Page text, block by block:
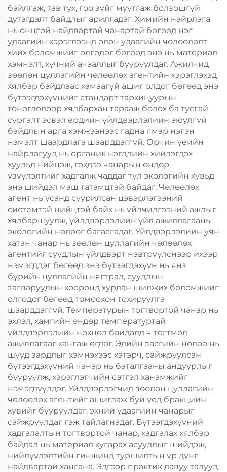
байлгаж, тав тух, гоо зүйг муутгаж болзошгүй
дутагдалт байдлыг арилгадаг. Химийн найрлага
нь онцгой найдвартай чанартай бөгөөд нэг
удаагийн хэрэглээнд олон удаагийн чөлөөлөлт
хийх боломжийг олгодог бөгөөд энэ нь материал
хэмнэлт, хүчний ачааллыг бууруулдаг. Ажилчид
зөөлөн цуллагийн чөлөөлөх агентийн хэрэглэхэд
хялбар байдлаас хамаагүй ашиг олдог бөгөөд энэ
бүтээгдэхүүнийг стандарт тархицуурын
тоноглолоор хялбархан тарааж болох ба тусгай
сургалт эсвэл ердийн үйлдвэрлэлийн аюулгүй
байдлын арга хэмжээнээс гадна ямар нэгэн
нэмэлт шаардлага шаарддаггүй. Орчин үеийн
найрлагууд нь органик нэгдлийн хийлэгдэх
хуульд нийцэж, гэхдээ чанарын өндөр
үзүүлэлтийг хадгалж чаддаг тул экологийн хувьд
энэ шийдэл маш татамцтай байдаг. Чөлөөлөх
агент нь усанд суурилсан цэвэрлэгээний
системтэй нийцтэй байх нь үйлчилгээний ажлыг
хялбаршуулж, үйлдвэрлэлийн үйл ажиллагааны
экологийн нөлөөг багасгадаг. Үйлдвэрлэлийн уян
хатан чанар нь зөөлөн цуллагийн чөлөөлөх
агентийг суудлын үйлдвэрт нэвтрүүлснээр ихээр
нэмэгддэг бөгөөд энэ бүтээгдэхүүн нь янз
бүрийн цуллагийн нягтрал, суудлын
загваруудын хооронд хурдан шилжих боломжийг
олгодог бөгөөд томоохон тохируулга
шаарддаггүй. Температурын тогтвортой чанар нь
эхлэл, хамгийн өндөр температуртай
үйлдвэрлэлийн нөхцөл байдалд ч тогтмол
ажиллагааг хангаж өгдөг. Эдийн засгийн нөлөө нь
шууд зардлыг хэмнэхээс хэтэрч, сайжруулсан
бүтээгдэхүүний чанар нь баталгааны андуурлыг
бууруулж, хэрэглэгчийн сэтгэл ханамжийг
нэмэгдүүлдэг. Үйлдвэрлэгчид зөөлөн цуллагийн
чөлөөлөх агентийг ашиглаж буй үед бракцийн
хувийг бууруулдаг, эхний удаагийн чанарыг
сайжруулдаг гэж тайлагнадаг. Бүтээгдэхүүний
хадгалалтын тогтвортой чанар, хадгалах хялбар
байдал нь материал хугарах асуудлыг шийдэж,
нийлүүлэлтийн гинжинд туршилтын үр дүнг
найдвартай хангана. Эдгээр практик давуу талууд